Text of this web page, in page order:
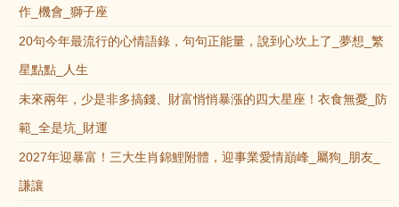
作_機會_獅子座
20句今年最流行的心情語錄，句句正能量，說到心坎上了_夢想_繁
星點點_人生
未來兩年，少是非多搞錢、財富悄悄暴漲的四大星座！衣食無憂_防
範_全是坑_財運
2027年迎暴富！三大生肖錦鯉附體，迎事業愛情巔峰_屬狗_朋友_
謙讓